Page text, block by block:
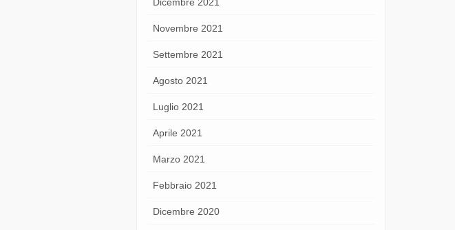
Dicembre 2021
Novembre 2021
Settembre 2021
Agosto 2021
Luglio 2021
Aprile 2021
Marzo 2021
Febbraio 2021
Dicembre 2020